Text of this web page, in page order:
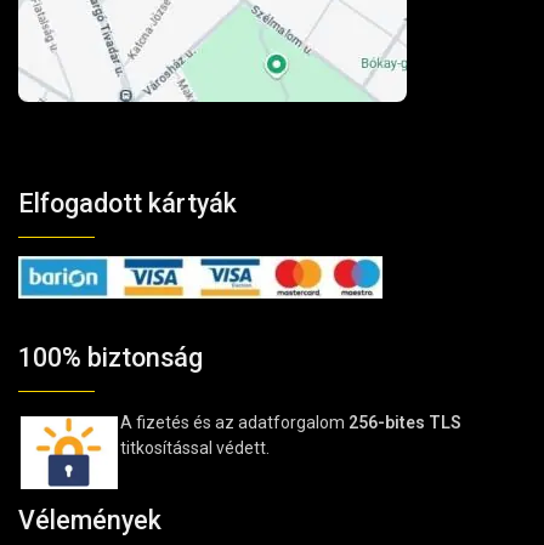
Elfogadott kártyák
100% biztonság
A fizetés és az adatforgalom 256-bites TLS
titkosítással védett.
Vélemények